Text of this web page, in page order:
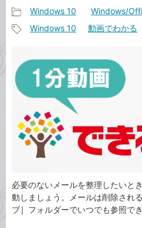
事
テ
リ
Windows 10 Windows/
タ
Windows 10 動画でわかる
必要のないメールを整理したいと
動しましょう。メールは削除され
ブ］フォルダーでいつでも参照でき